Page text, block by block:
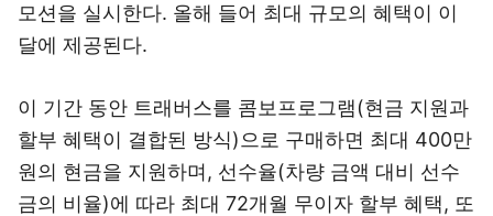
모션을 실시한다. 올해 들어 최대 규모의 혜택이 이
달에 제공된다.
이 기간 동안 트래버스를 콤보프로그램(현금 지원과
할부 혜택이 결합된 방식)으로 구매하면 최대 400만
원의 현금을 지원하며, 선수율(차량 금액 대비 선수
금의 비율)에 따라 최대 72개월 무이자 할부 혜택, 또